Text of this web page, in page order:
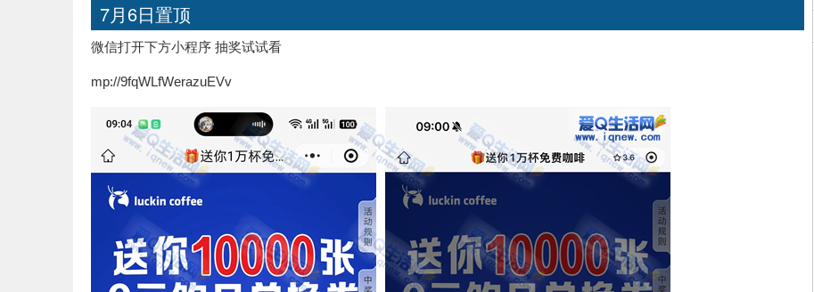
7月6日置顶
微信打开下方小程序 抽奖试试看
mp://9fqWLfWerazuEVv